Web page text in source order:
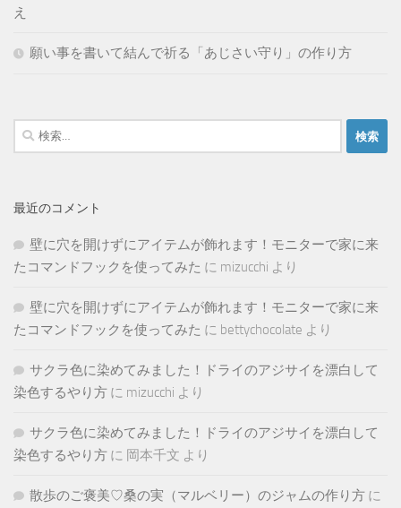
え
願い事を書いて結んで祈る「あじさい守り」の作り方
検
索:
最近のコメント
壁に穴を開けずにアイテムが飾れます！モニターで家に来
たコマンドフックを使ってみた に mizucchi より
壁に穴を開けずにアイテムが飾れます！モニターで家に来
たコマンドフックを使ってみた に bettychocolate より
サクラ色に染めてみました！ドライのアジサイを漂白して
染色するやり方 に mizucchi より
サクラ色に染めてみました！ドライのアジサイを漂白して
染色するやり方 に 岡本千文 より
散歩のご褒美♡桑の実（マルベリー）のジャムの作り方 に